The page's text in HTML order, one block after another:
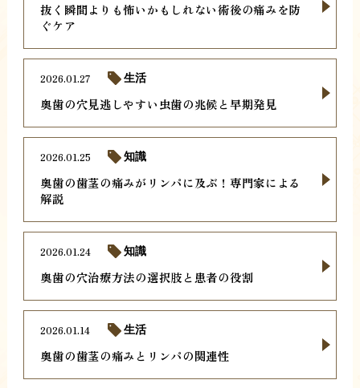
抜く瞬間よりも怖いかもしれない術後の痛みを防
ぐケア
奥歯の穴見逃しやすい虫歯の兆候と早期発見
2026.01.27 生活
奥歯の歯茎の痛みがリンパに及ぶ！専門家による
解説
2026.01.25 知識
奥歯の穴治療方法の選択肢と患者の役割
2026.01.24 知識
奥歯の歯茎の痛みとリンパの関連性
2026.01.14 生活